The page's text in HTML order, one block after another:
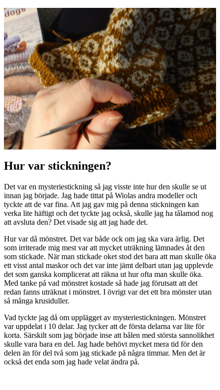
Hur var stickningen?
Det var en mysteriestickning så jag visste inte hur den skulle se ut
innan jag började. Jag hade tittat på Wiolas andra modeller och
tyckte att de var fina. Att jag gav mig på denna stickningen kan
verka lite häftigt och det tyckte jag också, skulle jag ha tålamod nog
att avsluta den? Det visade sig att jag hade det.
Hur var då mönstret. Det var både ock om jag ska vara ärlig. Det
som irriterade mig mest var att mycket uträkning lämnades åt den
som stickade. När man stickade oket stod det bara att man skulle öka
ett visst antal maskor och det var inte jämt delbart utan jag upplevde
det som ganska komplicerat att räkna ut hur ofta man skulle öka.
Med tanke på vad mönstret kostade så hade jag förutsatt att det
redan fanns uträknat i mönstret. I övrigt var det ett bra mönster utan
så många krusiduller.
Vad tyckte jag då om upplägget av mysteriestickningen. Mönstret
var uppdelat i 10 delar. Jag tycker att de första delarna var lite för
korta. Särskilt som jag började inse att bålen med största sannolikhet
skulle vara bara en del. Jag hade behövt mycket mera tid för den
delen än för del två som jag stickade på några timmar. Men det är
också det enda som jag hade velat ändra på.